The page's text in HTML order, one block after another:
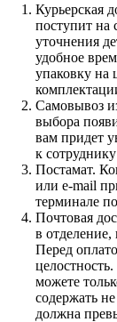
Курьерская
поступит на
уточнения
удобное
упаковку на
Самовывоз
выбора
вам придет
к
Постамат.
или e-mail
терминале
Почтовая
в
Перед
можете
содержать
должна